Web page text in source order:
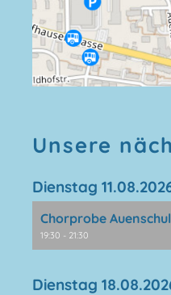
Unsere
Dienstag
Chorprobe
19:30 - 21:30
Dienstag